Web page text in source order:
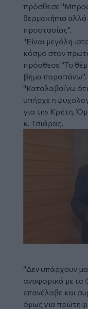
πρόσθεσε
θερμοκήπια αλλά
προστασίας".
"Είναι μεγάλη
κόσμο στον
πρόσθεσε "Το
βήμα παραπάνω".
"Καταλαβαίνω
υπήρχε η
για την Κρήτη.
κ. Τσιάρας.
"Δεν υπάρχουν
αναφορικά με το
επανέλαβε και
όμως για πρώτη